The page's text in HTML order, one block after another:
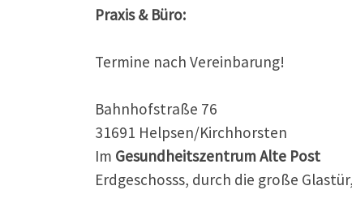
Praxis & Büro:
Termine nach Vereinbarung!
Bahnhofstraße 76
31691 Helpsen/Kirchhorsten
Im Gesundheitszentrum Alte Post
Erdgeschosss, durch die große